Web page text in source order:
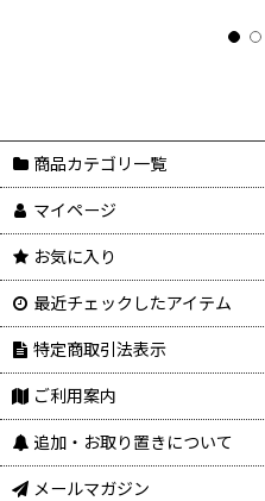
商品カテゴリ一覧
マイページ
お気に入り
最近チェックしたアイテム
特定商取引法表示
ご利用案内
追加・お取り置きについて
メールマガジン